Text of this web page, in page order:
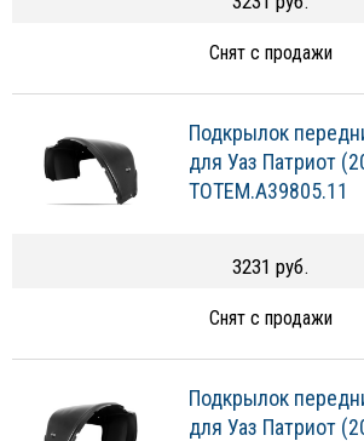
Снят с продажи
Подкрылок
для Уаз Патриот
TOTEM.A39805.11
3231 руб.
Снят с продажи
Подкрылок
для Уаз Патриот